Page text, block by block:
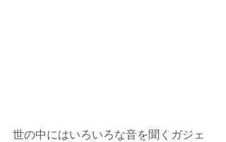
世の中にはいろいろな音を聞くガジェ